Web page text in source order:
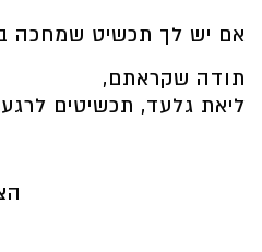
אם יש לך תכשיט שמחכה
תודה שקראתם,
ליאת גלעד, תכשיטים